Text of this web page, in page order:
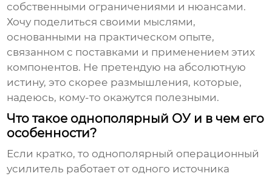
собственными ограничениями и нюансами.
Хочу поделиться своими мыслями,
основанными на практическом опыте,
связанном с поставками и применением этих
компонентов. Не претендую на абсолютную
истину, это скорее размышления, которые,
надеюсь, кому-то окажутся полезными.
Что такое однополярный ОУ и в чем его
особенности?
Если кратко, то однополярный операционный
усилитель работает от одного источника